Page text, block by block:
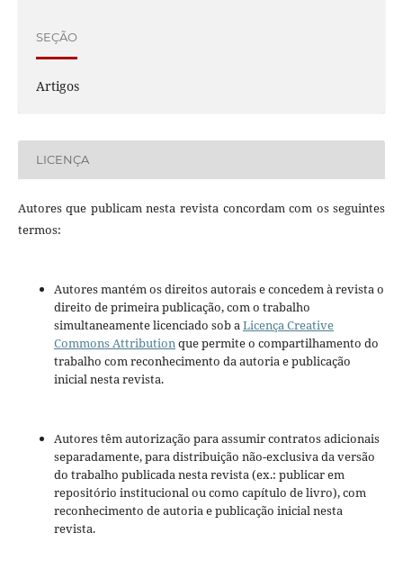
SEÇÃO
Artigos
LICENÇA
Autores que publicam nesta revista concordam com os seguintes
termos:
Autores mantém os direitos autorais e concedem à revista o
direito de primeira publicação, com o trabalho
simultaneamente licenciado sob aLicença Creative
Commons Attributionque permite o compartilhamento do
trabalho com reconhecimento da autoria e publicação
inicial nesta revista.
Autores têm autorização para assumir contratos adicionais
separadamente, para distribuição não-exclusiva da versão
do trabalho publicada nesta revista (ex.: publicar em
repositório institucional ou como capítulo de livro), com
reconhecimento de autoria e publicação inicial nesta
revista.